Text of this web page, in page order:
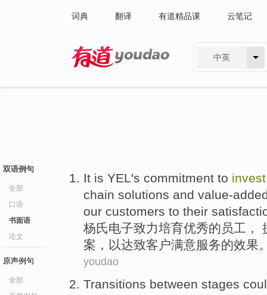
词典 翻译 有道精品课 云笔记
中英
双语例句
全部
口语
书面语
论文
原声例句
全部
It is YEL's commitment to
chain solutions and value-
our customers to their
杨氏电子致力培育优秀的员工，
案 ， 以达致客户满意服务的效果
youdao
Transitions between stages